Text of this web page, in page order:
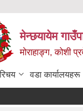
मेन्छयायेम
मोराहाङ्ग, कोशी
वडा कार्यालयहरू